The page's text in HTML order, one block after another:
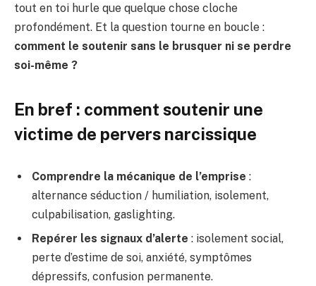
tout en toi hurle que quelque chose cloche
profondément. Et la question tourne en boucle :
comment le soutenir sans le brusquer ni se perdre
soi-même ?
En bref : comment soutenir une
victime de pervers narcissique
Comprendre la mécanique de l’emprise :
alternance séduction / humiliation, isolement,
culpabilisation, gaslighting.
Repérer les signaux d’alerte : isolement social,
perte d’estime de soi, anxiété, symptômes
dépressifs, confusion permanente.